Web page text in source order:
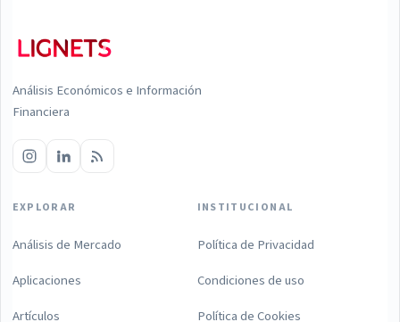
Análisis Económicos e Información
Financiera
EXPLORAR
Análisis de Mercado
Aplicaciones
Artículos
INSTITUCIONAL
Política de Privacidad
Condiciones de uso
Política de Cookies